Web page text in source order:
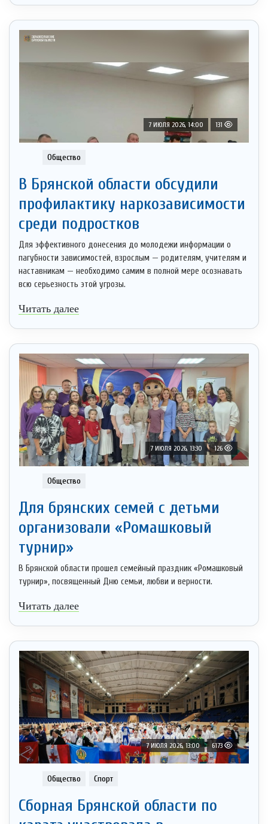
7 ИЮЛЯ 2026, 14:00 131
Общество
В Брянской области обсудили
профилактику наркозависимости
среди подростков
Для эффективного донесения до молодежи информации о
пагубности зависимостей, взрослым — родителям, учителям и
наставникам — необходимо самим в полной мере осознавать
всю серьезность этой угрозы.
Читать далее
7 ИЮЛЯ 2026, 13:30 126
Общество
Для брянских семей с детьми
организовали «Ромашковый
турнир»
В Брянской области прошел семейный праздник «Ромашковый
турнир», посвященный Дню семьи, любви и верности.
Читать далее
7 ИЮЛЯ 2026, 13:00 6173
Общество Спорт
Сборная Брянской области по